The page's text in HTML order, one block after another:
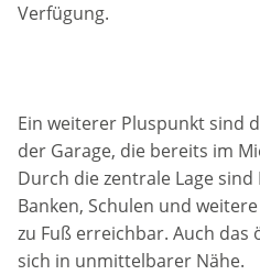
Verfügung.
Ein weiterer Pluspunkt sind
der Garage, die bereits im
Durch die zentrale Lage
Banken, Schulen und
zu Fuß erreichbar. Auch
sich in unmittelbarer Nähe.